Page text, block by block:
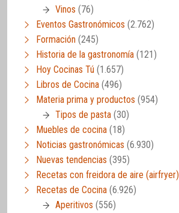
Vinos (76)
Eventos Gastronómicos (2.762)
Formación (245)
Historia de la gastronomía (121)
Hoy Cocinas Tú (1.657)
Libros de Cocina (496)
Materia prima y productos (954)
Tipos de pasta (30)
Muebles de cocina (18)
Noticias gastronómicas (6.930)
Nuevas tendencias (395)
Recetas con freidora de aire (airfryer)
Recetas de Cocina (6.926)
Aperitivos (556)